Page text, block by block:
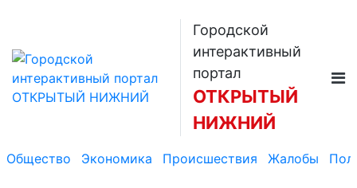
Городской
интерактивный
портал
ОТКРЫТЫЙ
НИЖНИЙ
Общество Экономика Происшествия Жалобы